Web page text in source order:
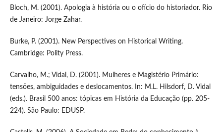
Bloch, M. (2001). Apologia à história ou o ofício do historiador. Rio
de Janeiro: Jorge Zahar.
Burke, P. (2001). New Perspectives on Historical Writing.
Cambridge: Polity Press.
Carvalho, M.; Vidal, D. (2001). Mulheres e Magistério Primário:
tensões, ambiguidades e deslocamentos. In: M.L. Hilsdorf, D. Vidal
(eds.). Brasil 500 anos: tópicas em História da Educação (pp. 205-
224). São Paulo: EDUSP.